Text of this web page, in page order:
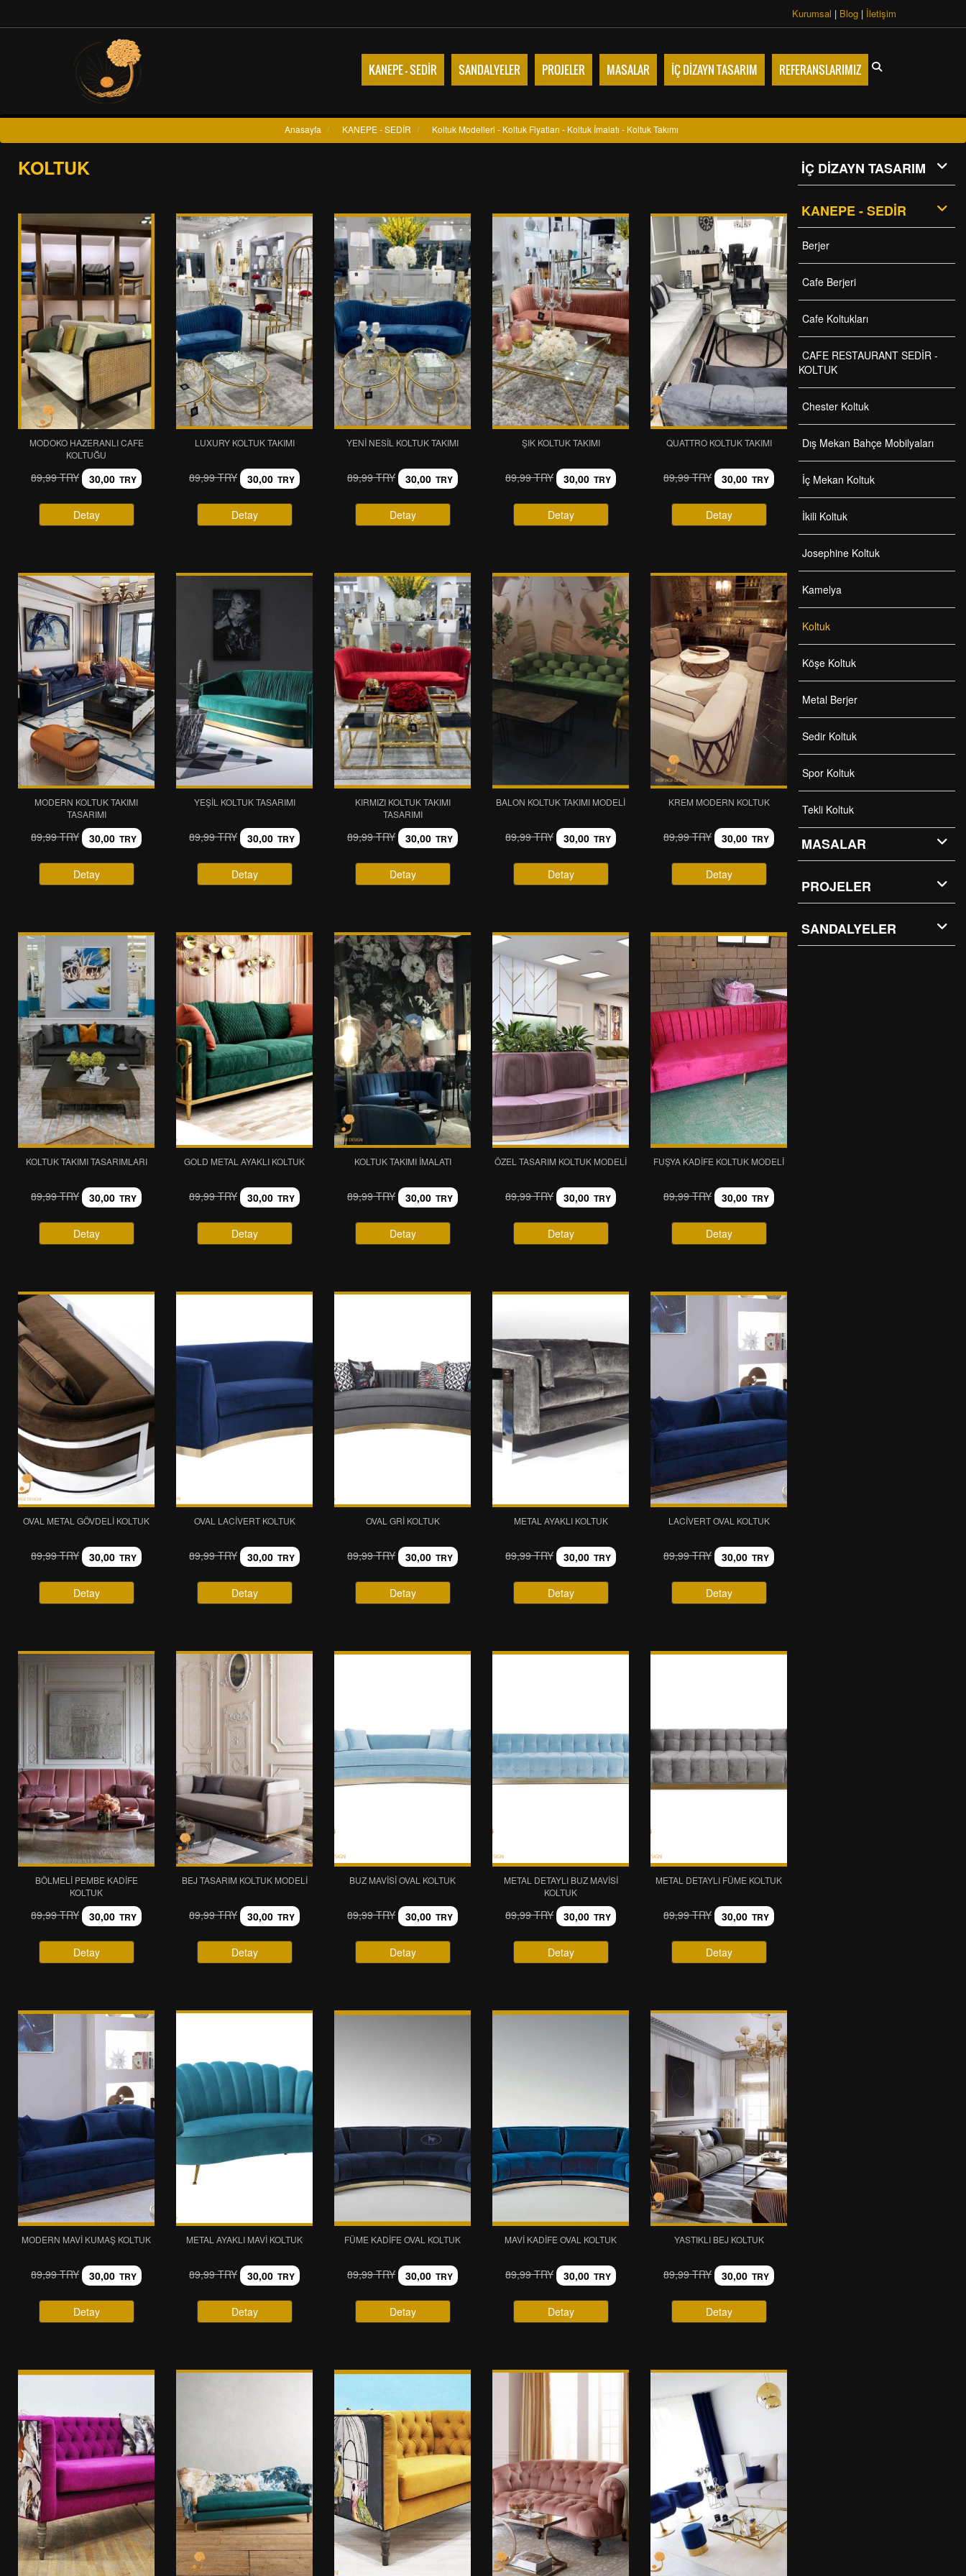
Kurumsal | Blog | İletişim
KANEPE - SEDİR SANDALYELER PROJELER MASALAR İÇ DİZAYN TASARIM REFERANSLARIMIZ
Anasayfa / KANEPE - SEDİR / Koltuk Modelleri - Koltuk Fiyatları - Koltuk İmalatı - Koltuk Takımı
KOLTUK
MODOKO HAZERANLI CAFE
KOLTUĞU
89,99 TRY 30,00 TRY
Detay
LUXURY KOLTUK TAKIMI
89,99 TRY 30,00 TRY
Detay
YENI NESIL KOLTUK TAKIMI
89,99 TRY 30,00 TRY
Detay
ŞIK KOLTUK TAKIMI
89,99 TRY 30,00 TRY
Detay
QUATTRO KOLTUK TAKIMI
89,99 TRY 30,00 TRY
Detay
MODERN KOLTUK TAKIMI
TASARIMI
89,99 TRY 30,00 TRY
Detay
YEŞIL KOLTUK TASARIMI
89,99 TRY 30,00 TRY
Detay
KIRMIZI KOLTUK TAKIMI
TASARIMI
89,99 TRY 30,00 TRY
Detay
BALON KOLTUK TAKIMI MODELI
89,99 TRY 30,00 TRY
Detay
KREM MODERN KOLTUK
89,99 TRY 30,00 TRY
Detay
KOLTUK TAKIMI TASARIMLARI
89,99 TRY 30,00 TRY
Detay
GOLD METAL AYAKLI KOLTUK
89,99 TRY 30,00 TRY
Detay
KOLTUK TAKIMI İMALATI
89,99 TRY 30,00 TRY
Detay
ÖZEL TASARIM KOLTUK MODELI
89,99 TRY 30,00 TRY
Detay
FUŞYA KADIFE KOLTUK MODELI
89,99 TRY 30,00 TRY
Detay
OVAL METAL GÖVDELI KOLTUK
89,99 TRY 30,00 TRY
Detay
OVAL LACIVERT KOLTUK
89,99 TRY 30,00 TRY
Detay
OVAL GRI KOLTUK
89,99 TRY 30,00 TRY
Detay
METAL AYAKLI KOLTUK
89,99 TRY 30,00 TRY
Detay
LACIVERT OVAL KOLTUK
89,99 TRY 30,00 TRY
Detay
BÖLMELI PEMBE KADIFE
KOLTUK
89,99 TRY 30,00 TRY
Detay
BEJ TASARIM KOLTUK MODELI
89,99 TRY 30,00 TRY
Detay
BUZ MAVISI OVAL KOLTUK
89,99 TRY 30,00 TRY
Detay
METAL DETAYLI BUZ MAVISI
KOLTUK
89,99 TRY 30,00 TRY
Detay
METAL DETAYLI FÜME KOLTUK
89,99 TRY 30,00 TRY
Detay
MODERN MAVI KUMAŞ KOLTUK
89,99 TRY 30,00 TRY
Detay
METAL AYAKLI MAVI KOLTUK
89,99 TRY 30,00 TRY
Detay
FÜME KADIFE OVAL KOLTUK
89,99 TRY 30,00 TRY
Detay
MAVI KADIFE OVAL KOLTUK
89,99 TRY 30,00 TRY
Detay
YASTIKLI BEJ KOLTUK
89,99 TRY 30,00 TRY
Detay
İÇ DİZAYN TASARIM
KANEPE - SEDİR
Berjer
Cafe Berjeri
Cafe Koltukları
CAFE RESTAURANT SEDİR -
KOLTUK
Chester Koltuk
Dış Mekan Bahçe Mobilyaları
İç Mekan Koltuk
İkili Koltuk
Josephine Koltuk
Kamelya
Koltuk
Köşe Koltuk
Metal Berjer
Sedir Koltuk
Spor Koltuk
Tekli Koltuk
MASALAR
PROJELER
SANDALYELER